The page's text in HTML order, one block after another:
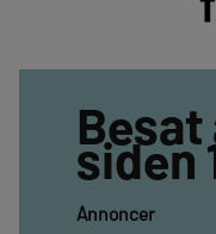
siden
Annoncer